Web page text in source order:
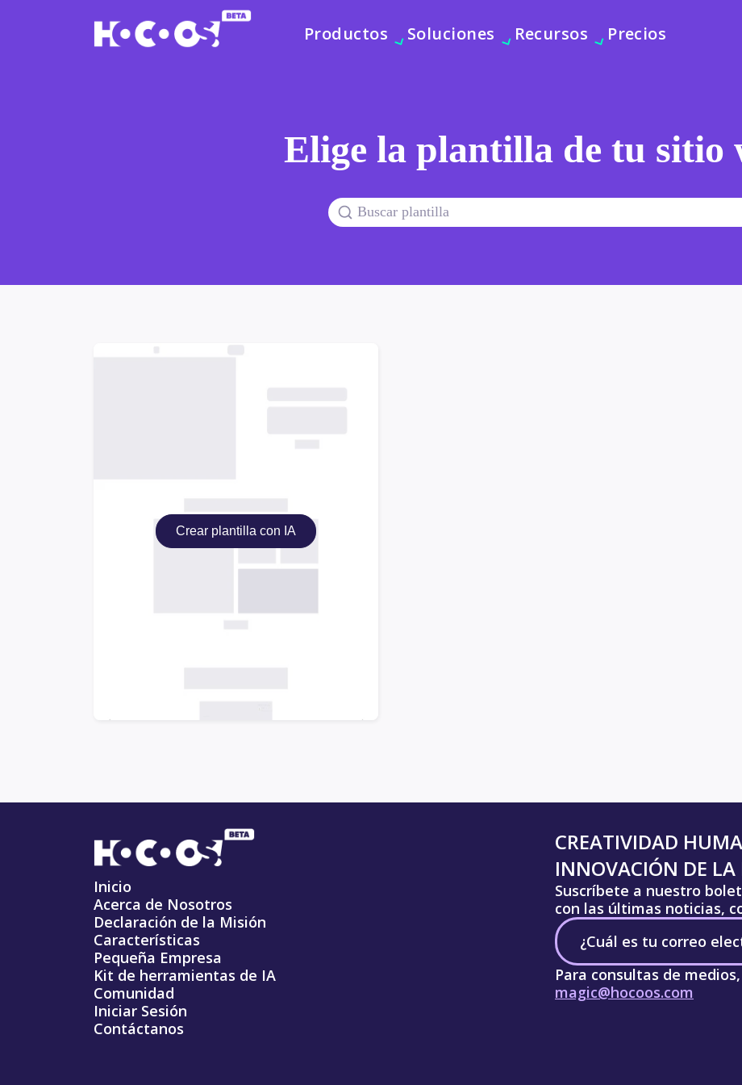
Productos Soluciones Recursos Precios
Elige la plantilla de tu sitio
Crear plantilla con IA
Inicio
Acerca de Nosotros
Declaración de la Misión
Características
Pequeña Empresa
Kit de herramientas de IA
Comunidad
Iniciar Sesión
Contáctanos
CREATIVIDAD
INNOVACIÓN DE LA
Suscríbete a nuestro
con las últimas noticias,
Para consultas de
magic@hocoos.com